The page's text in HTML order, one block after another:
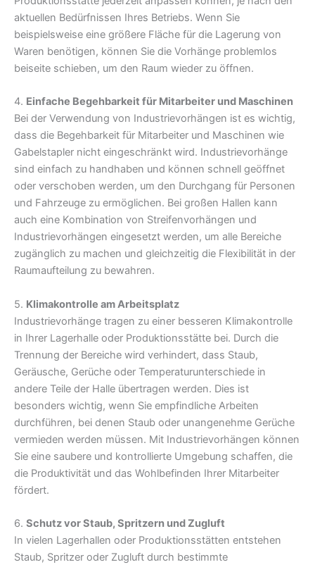
aktuellen Bedürfnissen Ihres Betriebs. Wenn Sie
beispielsweise eine größere Fläche für die Lagerung von
Waren benötigen, können Sie die Vorhänge problemlos
beiseite schieben, um den Raum wieder zu öffnen.
4. Einfache Begehbarkeit für Mitarbeiter und Maschinen
Bei der Verwendung von Industrievorhängen ist es wichtig,
dass die Begehbarkeit für Mitarbeiter und Maschinen wie
Gabelstapler nicht eingeschränkt wird. Industrievorhänge
sind einfach zu handhaben und können schnell geöffnet
oder verschoben werden, um den Durchgang für Personen
und Fahrzeuge zu ermöglichen. Bei großen Hallen kann
auch eine Kombination von Streifenvorhängen und
Industrievorhängen eingesetzt werden, um alle Bereiche
zugänglich zu machen und gleichzeitig die Flexibilität in der
Raumaufteilung zu bewahren.
5. Klimakontrolle am Arbeitsplatz
Industrievorhänge tragen zu einer besseren Klimakontrolle
in Ihrer Lagerhalle oder Produktionsstätte bei. Durch die
Trennung der Bereiche wird verhindert, dass Staub,
Geräusche, Gerüche oder Temperaturunterschiede in
andere Teile der Halle übertragen werden. Dies ist
besonders wichtig, wenn Sie empfindliche Arbeiten
durchführen, bei denen Staub oder unangenehme Gerüche
vermieden werden müssen. Mit Industrievorhängen können
Sie eine saubere und kontrollierte Umgebung schaffen, die
die Produktivität und das Wohlbefinden Ihrer Mitarbeiter
fördert.
6. Schutz vor Staub, Spritzern und Zugluft
In vielen Lagerhallen oder Produktionsstätten entstehen
Staub, Spritzer oder Zugluft durch bestimmte